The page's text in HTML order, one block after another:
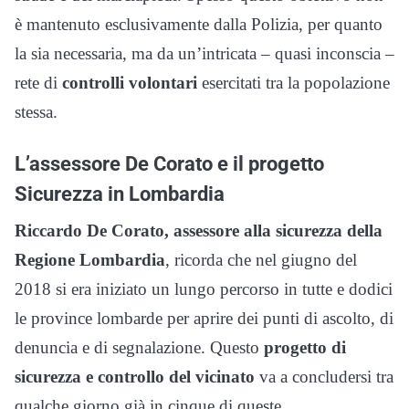
è mantenuto esclusivamente dalla Polizia, per quanto
la sia necessaria, ma da un’intricata – quasi inconscia –
rete di controlli volontari esercitati tra la popolazione
stessa.
L’assessore De Corato e il progetto
Sicurezza in Lombardia
Riccardo De Corato, assessore alla sicurezza della
Regione Lombardia, ricorda che nel giugno del
2018 si era iniziato un lungo percorso in tutte e dodici
le province lombarde per aprire dei punti di ascolto, di
denuncia e di segnalazione. Questo progetto di
sicurezza e controllo del vicinato va a concludersi tra